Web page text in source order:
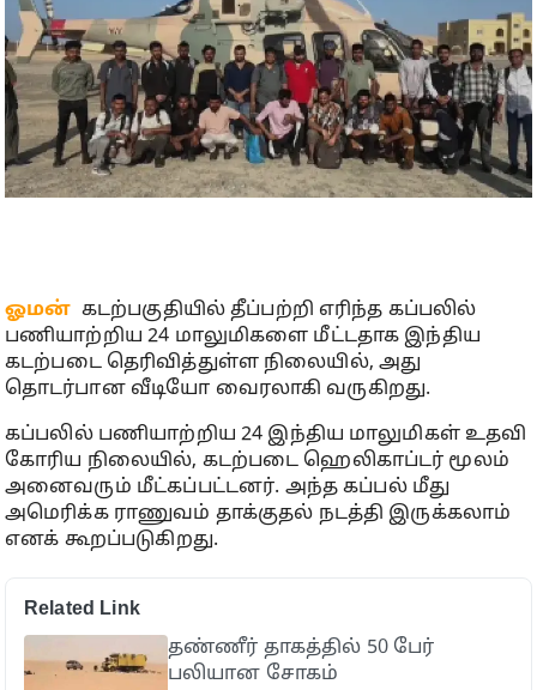
ஓமன் கடற்பகுதியில் தீப்பற்றி எரிந்த கப்பலில்
பணியாற்றிய 24 மாலுமிகளை மீட்டதாக இந்திய
கடற்படை தெரிவித்துள்ள நிலையில், அது
தொடர்பான வீடியோ வைரலாகி வருகிறது.
கப்பலில் பணியாற்றிய 24 இந்திய மாலுமிகள் உதவி
கோரிய நிலையில், கடற்படை ஹெலிகாப்டர் மூலம்
அனைவரும் மீட்கப்பட்டனர். அந்த கப்பல் மீது
அமெரிக்க ராணுவம் தாக்குதல் நடத்தி இருக்கலாம்
எனக் கூறப்படுகிறது.
Related Link
தண்ணீர் தாகத்தில் 50 பேர்
பலியான சோகம்